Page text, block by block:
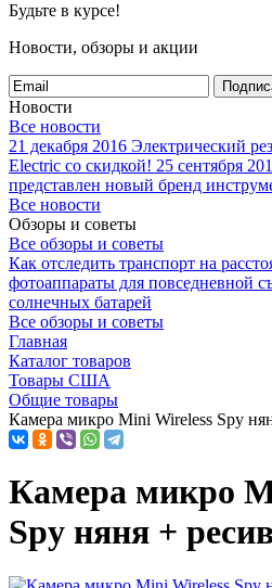
Будьте в курсе!
Новости, обзоры и акции
Новости
Все новости
21 декабря 2016 Электрический
Electric со скидкой! 25 сентября
представлен новый бренд
Все новости
Обзоры и советы
Все обзоры и советы
Как отследить транспорт на
фотоаппараты для повседневной
солнечных батарей
Все обзоры и советы
Главная
Каталог товаров
Товары США
Общие товары
Камера микро Mini Wireless Spy
Камера микро
Spy няня +